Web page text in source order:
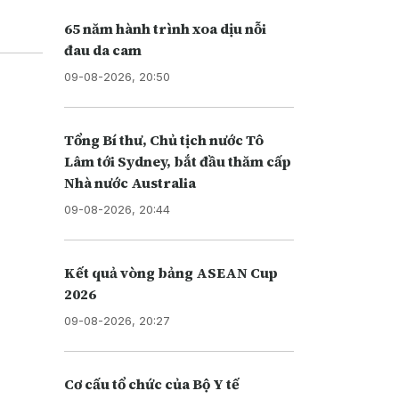
65 năm hành trình xoa dịu nỗi
đau da cam
09-08-2026, 20:50
Tổng Bí thư, Chủ tịch nước Tô
Lâm tới Sydney, bắt đầu thăm cấp
Nhà nước Australia
09-08-2026, 20:44
Kết quả vòng bảng ASEAN Cup
2026
09-08-2026, 20:27
Cơ cấu tổ chức của Bộ Y tế